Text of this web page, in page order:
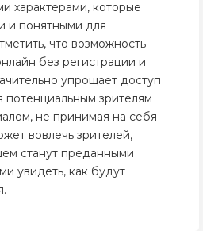
характерами, которые
и понятными для
что возможность
без регистрации и
упрощает доступ
потенциальным зрителям
не принимая на себя
вовлечь зрителей,
станут преданными
увидеть, как будут